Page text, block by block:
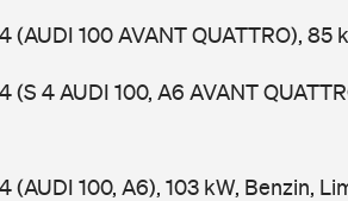
(AUDI 100 AVANT QUATTRO), 85
(S 4 AUDI 100, A6 AVANT
(AUDI 100, A6), 103 kW, Benzin,